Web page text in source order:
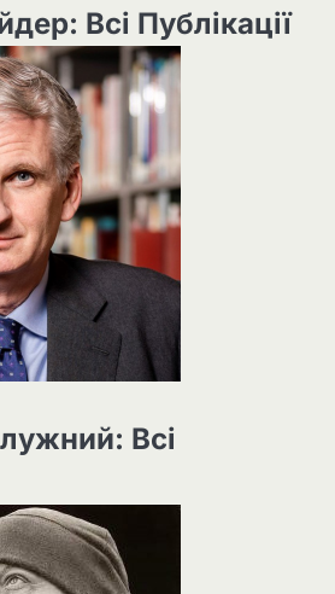
Всі Публікації
Всі